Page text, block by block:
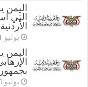
اليمن
التي
يوليو 31, 2026
اليمن
يوليو 30, 2026